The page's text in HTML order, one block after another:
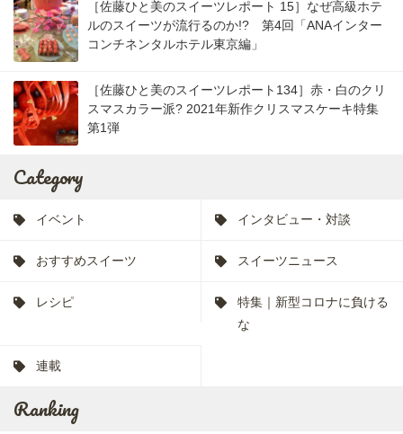
［佐藤ひと美のスイーツレポート 15］なぜ高級ホテ
ルのスイーツが流行るのか!? 第4回「ANAインター
コンチネンタルホテル東京編」
［佐藤ひと美のスイーツレポート134］赤・白のクリ
スマスカラー派? 2021年新作クリスマスケーキ特集
第1弾
Category
イベント インタビュー・対談
おすすめスイーツ スイーツニュース
レシピ
特集｜新型コロナに負ける
な
連載
Ranking